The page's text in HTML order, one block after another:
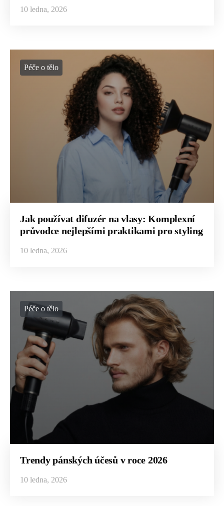
10 ledna, 2026
Péče o tělo
Jak používat difuzér na vlasy: Komplexní
průvodce nejlepšími praktikami pro styling
10 ledna, 2026
Péče o tělo
Trendy pánských účesů v roce 2026
10 ledna, 2026